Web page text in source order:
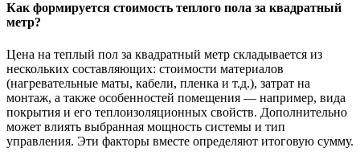
Как формируется стоимость теплого пола за квадратный
метр?
Цена на теплый пол за квадратный метр складывается из
нескольких составляющих: стоимости материалов
(нагревательные маты, кабели, пленка и т.д.), затрат на
монтаж, а также особенностей помещения — например, вида
покрытия и его теплоизоляционных свойств. Дополнительно
может влиять выбранная мощность системы и тип
управления. Эти факторы вместе определяют итоговую сумму.